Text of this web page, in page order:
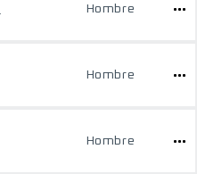
Hombre
Hombre
Hombre